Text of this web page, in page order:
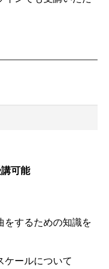
可能
をするための知識を
ケールについて